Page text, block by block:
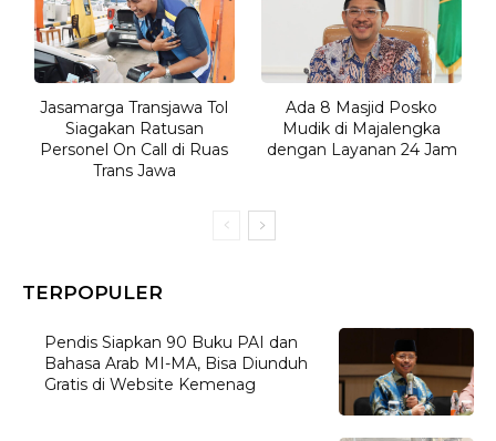
Jasamarga Transjawa Tol
Siagakan Ratusan
Personel On Call di Ruas
Trans Jawa
Ada 8 Masjid Posko
Mudik di Majalengka
dengan Layanan 24 Jam
TERPOPULER
Pendis Siapkan 90 Buku PAI dan
Bahasa Arab MI-MA, Bisa Diunduh
Gratis di Website Kemenag